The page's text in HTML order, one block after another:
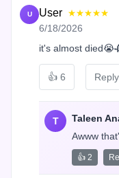
U User ★★★★★
6/18/2026
it's almost
👍 6 Reply
T Taleen
Awww
👍 2